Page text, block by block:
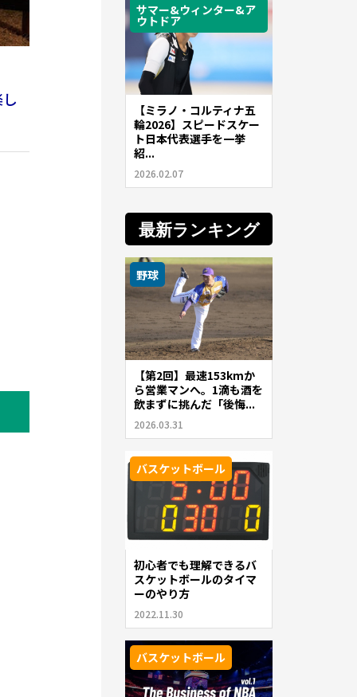
サマー&ウィンター&ア
ウトドア
【ミラノ・コルティナ五
輪2026】スピードスケー
ト日本代表選手を一挙
紹...
2026.02.07
最新ランキング
野球
【第2回】最速153kmか
ら営業マンへ。1滴も酒を
飲まずに挑んだ「後悔...
2026.03.31
バスケットボール
初心者でも理解できるバ
スケットボールのタイマ
ーのやり方
2022.11.30
バスケットボール